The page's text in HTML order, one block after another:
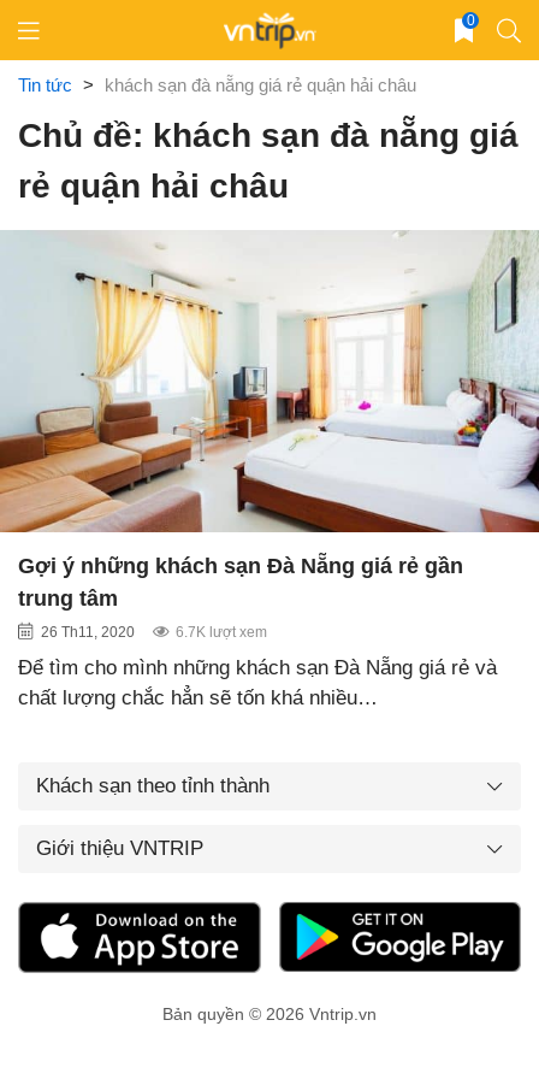
content
0
Tin tức > khách sạn đà nẵng giá rẻ quận hải châu
Chủ đề: khách sạn đà nẵng giá
rẻ quận hải châu
Gợi ý những khách sạn Đà Nẵng giá rẻ gần
trung tâm
26 Th11, 2020 6.7K lượt xem
Để tìm cho mình những khách sạn Đà Nẵng giá rẻ và
chất lượng chắc hẳn sẽ tốn khá nhiều…
Khách sạn theo tỉnh thành
Giới thiệu VNTRIP
Bản quyền © 2026 Vntrip.vn